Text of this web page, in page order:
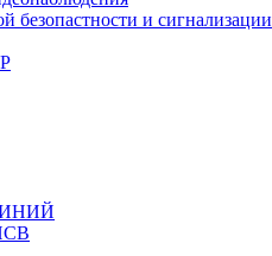
безопастности и сигнализации